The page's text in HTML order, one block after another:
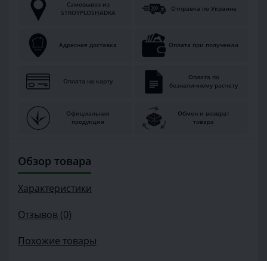
Самовывоз из
STROYPLOSHADKA
Отправка по Украине
Адресная доставка Оплата при получении
Оплата на карту
Оплата по
безналичному расчету
Официальная
продукция
Обмен и возврат
товара
Обзор товара
Характеристики
Отзывов (0)
Похожие товары